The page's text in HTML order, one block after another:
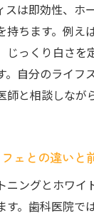
の理想の白さ
費用や効果の
トニングの値
ワイトニングで
ング安い店舗
イトニングの費
スは即効性、ホ
持ちます。例え
じっくり白さを
。自分のライフ
師と相談しなが
ェとの違いと
ニングとホワイ
す。歯科医院で